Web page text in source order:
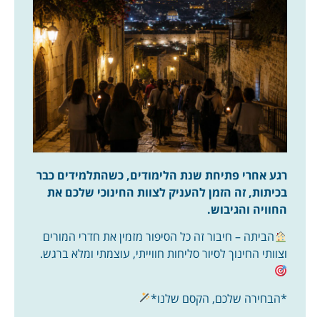
רגע אחרי פתיחת שנת הלימודים, כשהתלמידים כבר
בכיתות, זה הזמן להעניק לצוות החינוכי שלכם את
החוויה והגיבוש.
הביתה – חיבור זה כל הסיפור מזמין את חדרי המורים
וצוותי החינוך לסיור סליחות חווייתי, עוצמתי ומלא ברגש.
*הבחירה שלכם, הקסם שלנו*